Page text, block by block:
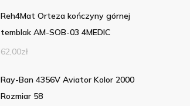
Reh4Mat Orteza kończyny górnej
temblak AM-SOB-03 4MEDIC
62,00zł
Ray-Ban 4356V Aviator Kolor 2000
Rozmiar 58